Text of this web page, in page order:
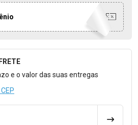
o Frete
e o valor das suas entregas